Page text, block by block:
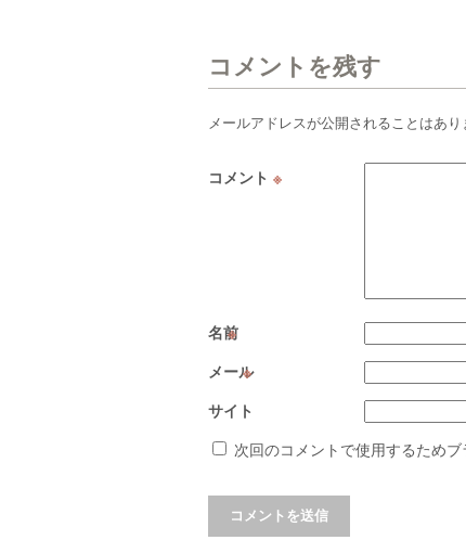
コメントを残す
メールアドレスが公開されることはあり
コメント ※
名前
※
メール
※
サイト
次回のコメントで使用するため